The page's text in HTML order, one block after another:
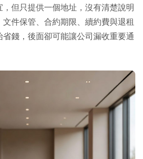
但只提供一個地址，沒有清楚說明
件保管、合約期限、續約費與退租
錢，後面卻可能讓公司漏收重要通